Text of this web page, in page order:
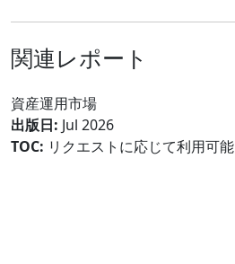
関連レポート
資産運用市場
出版日: Jul 2026
TOC: リクエストに応じて利用可能